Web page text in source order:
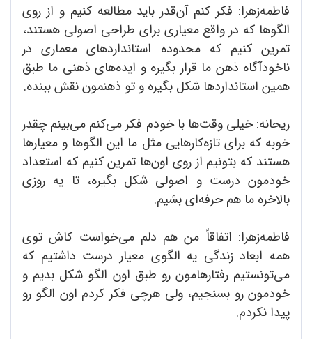
فاطمه‌زهرا: فکر کنم آن‌قدر باید مطالعه کنیم و از روی
الگوها که در واقع معیاری برای طراحی اصولی هستند،
تمرین کنیم که محدوده استانداردهای معماری در
ناخودآگاه ذهن ما قرار بگیره و ایده‌های ذهنی ما طبق
همین استانداردها شکل بگیره و تو ذهنمون نقش ببنده.
ریحانه: خیلی وقت‌ها با خودم فکر می‌کنم می‌بینم چقدر
خوبه که برای تازه‌کارهایی مثل ما این الگوها و معیارها
هستند که بتونیم از روی اون‌ها تمرین کنیم که استعداد
خودمون درست و اصولی شکل بگیره، تا یه روزی
بالاخره ما هم حرفه‌ای بشیم.
فاطمه‌زهرا: اتفاقاً من هم دلم می‌خواست کاش توی
همه ابعاد زندگی یه الگوی معیار درست داشتیم که
می‌تونستیم رفتارهامون رو طبق اون الگو شکل بدیم و
خودمون رو بسنجیم، ولی هرچی فکر کردم اون الگو رو
پیدا نکردم.